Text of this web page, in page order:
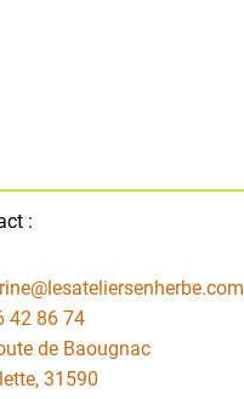
:
42 86 74
de Baougnac
, 31590